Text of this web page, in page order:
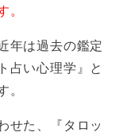
。
年は過去の鑑定
占い心理学』と
。
せた、『タロッ